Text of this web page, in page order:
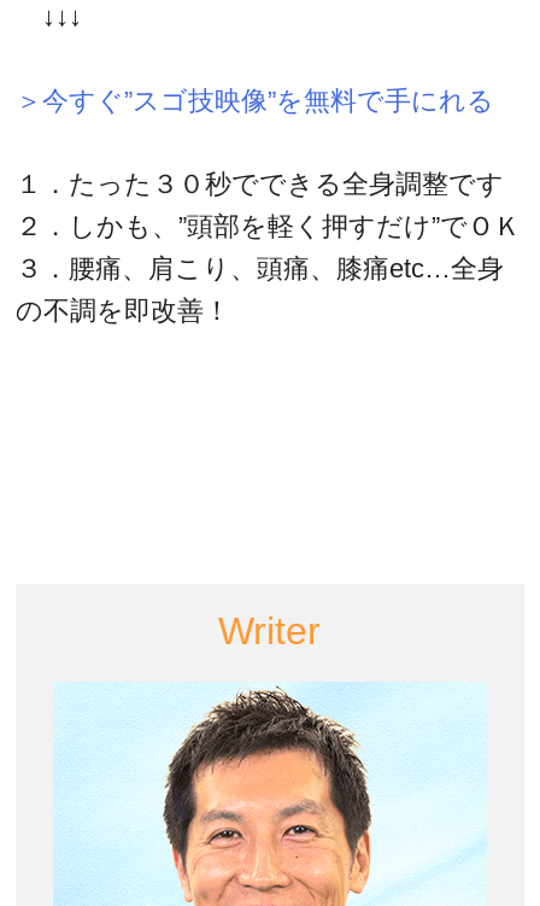
↓↓↓
＞今すぐ”スゴ技映像”を無料で手にれる
１．たった３０秒でできる全身調整です
２．しかも、”頭部を軽く押すだけ”でＯＫ
３．腰痛、肩こり、頭痛、膝痛etc…全身
の不調を即改善！
Writer